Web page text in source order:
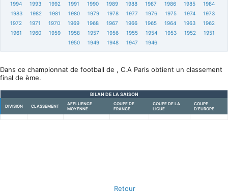
1994
1993 1992 1991 1990 1989 1988 1987 1986 1985
1984
1983
1982 1981 1980 1979 1978 1977 1976 1975 1974
1973
1972
1971 1970 1969 1968 1967 1966 1965 1964 1963
1962
1961
1960 1959 1958 1957 1956 1955 1954 1953 1952
1951
1950
1949 1948 1947 1946
Dans ce championnat de football de , C.A Paris obtient un classement
final de ème.
BILAN DE LA SAISON
DIVISION CLASSEMENT
AFFLUENCE
MOYENNE
COUPE DE
FRANCE
COUPE DE LA
LIGUE
COUPE
D'EUROPE
Retour